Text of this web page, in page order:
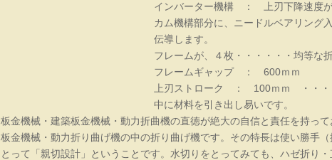
インバーター機構 ： 上刃下降速度が
カム機構部分に、ニードルベアリング
伝導します。
フレームが、４枚・・・・・・均等な
フレームギャップ ： 600ｍｍ
上刃ストローク ： 100ｍｍ ・・
中に材料を引き出し易いです。
板金機械・建築板金機械・動力折曲機の直徳が絶大の自信と責任を持っ
板金機械・動力折り曲げ機の中の折り曲げ機です。その特長は使い勝手
とって「親切設計」ということです。水切りをとってみても、ハゼ折り